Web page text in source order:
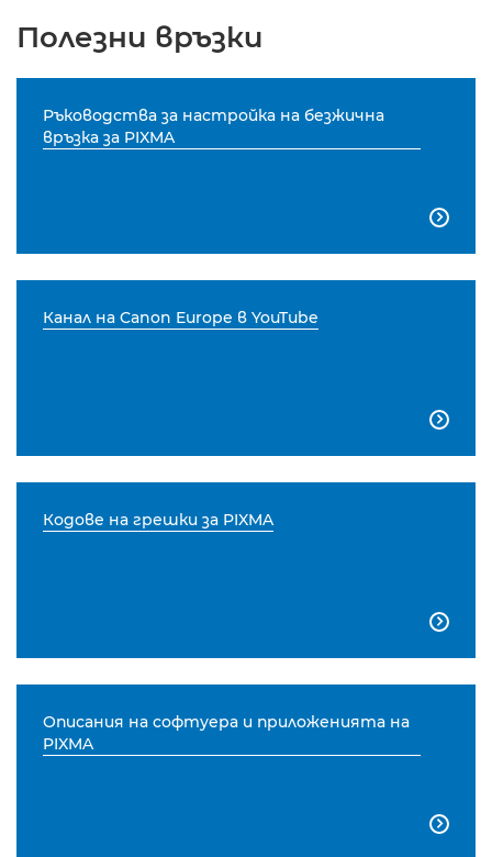
Полезни връзки
Ръководства за настройка на безжична
връзка за PIXMA

Канал на Canon Europe в YouTube

Кодове на грешки за PIXMA

Описания на софтуера и приложенията на
PIXMA
